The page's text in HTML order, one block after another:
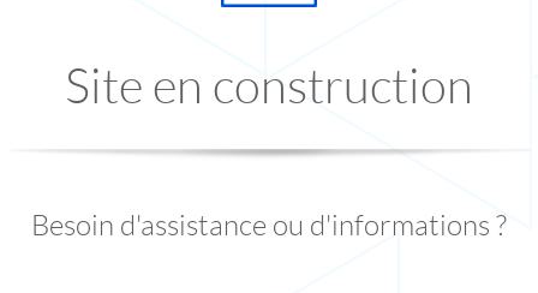
Site en construction
Besoin d'assistance ou d'informations ?